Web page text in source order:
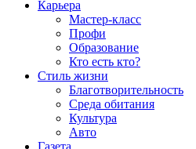
Карьера
Мастер-класс
Профи
Образование
Кто есть кто?
Стиль жизни
Благотворительность
Среда обитания
Культура
Авто
Газета